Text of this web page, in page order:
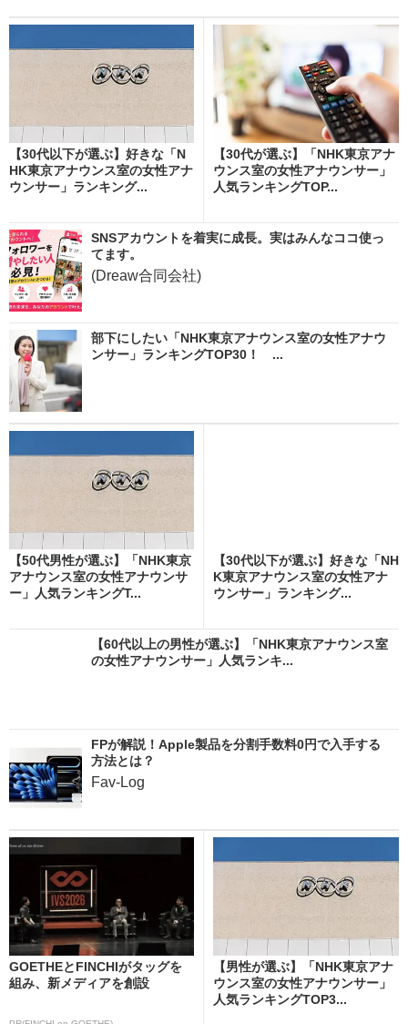
【30代以下が選ぶ】好きな「N
HK東京アナウンス室の女性アナ
ウンサー」ランキング...
【30代が選ぶ】「NHK東京アナ
ウンス室の女性アナウンサー」
人気ランキングTOP...
SNSアカウントを着実に成長。実はみんなココ使っ
てます。
(Dreaw合同会社)
部下にしたい「NHK東京アナウンス室の女性アナウ
ンサー」ランキングTOP30！ ...
【50代男性が選ぶ】「NHK東京
アナウンス室の女性アナウンサ
ー」人気ランキングT...
【30代以下が選ぶ】好きな「NH
K東京アナウンス室の女性アナ
ウンサー」ランキング...
【60代以上の男性が選ぶ】「NHK東京アナウンス室
の女性アナウンサー」人気ランキ...
FPが解説！Apple製品を分割手数料0円で入手する
方法とは？
Fav-Log
GOETHEとFINCHIがタッグを
組み、新メディアを創設
【男性が選ぶ】「NHK東京アナ
ウンス室の女性アナウンサー」
人気ランキングTOP3...